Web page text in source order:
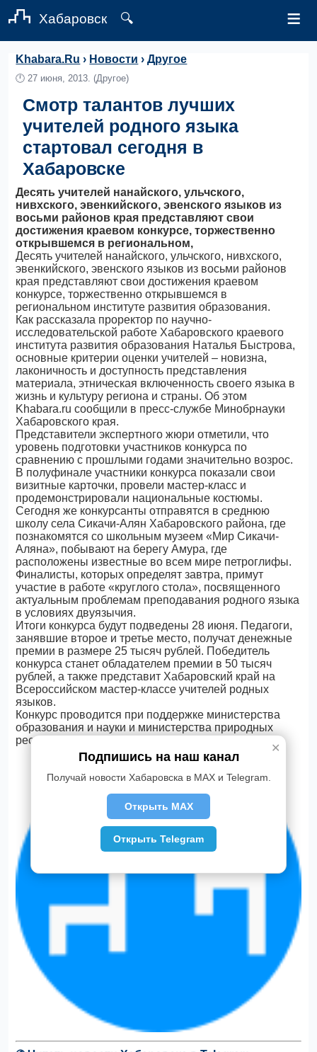
Хабаровск 🔍 ≡
Khabara.Ru › Новости ›Другое
🕛27 июня, 2013. (Другое)
Смотр талантов лучших
учителей родного языка
стартовал сегодня в
Хабаровске
Десять учителей нанайского, ульчского,
нивхского, эвенкийского, эвенского языков из
восьми районов края представляют свои
достижения краевом конкурсе, торжественно
открывшемся в региональном,
Десять учителей нанайского, ульчского, нивхского,
эвенкийского, эвенского языков из восьми районов
края представляют свои достижения краевом
конкурсе, торжественно открывшемся в
региональном институте развития образования.
Как рассказала проректор по научно-
исследовательской работе Хабаровского краевого
института развития образования Наталья Быстрова,
основные критерии оценки учителей – новизна,
лаконичность и доступность представления
материала, этническая включенность своего языка в
жизнь и культуру региона и страны. Об этом
Khabara.ru сообщили в пресс-службе Минобрнауки
Хабаровского края.
Представители экспертного жюри отметили, что
уровень подготовки участников конкурса по
сравнению с прошлыми годами значительно возрос.
В полуфинале участники конкурса показали свои
визитные карточки, провели мастер-класс и
продемонстрировали национальные костюмы.
Сегодня же конкурсанты отправятся в среднюю
школу села Сикачи-Алян Хабаровского района, где
познакомятся со школьным музеем «Мир Сикачи-
Аляна», побывают на берегу Амура, где
расположены известные во всем мире петроглифы.
Финалисты, которых определят завтра, примут
участие в работе «круглого стола», посвященного
актуальным проблемам преподавания родного языка
в условиях двуязычия.
Итоги конкурса будут подведены 28 июня. Педагоги,
занявшие второе и третье место, получат денежные
премии в размере 25 тысяч рублей. Победитель
конкурса станет обладателем премии в 50 тысяч
рублей, а также представит Хабаровский край на
Всероссийском мастер-классе учителей родных
языков.
Конкурс проводится при поддержке министерства
образования и науки и министерства природных
ресурсов Хабаровского края уже в третий раз.
✕
Подпишись на наш канал
Получай новости Хабаровска в MAX и Telegram.
Открыть MAX
Открыть Telegram